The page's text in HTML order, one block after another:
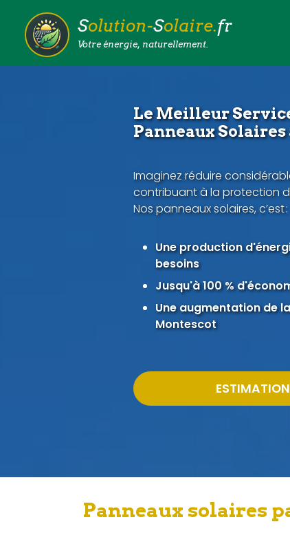
Solution-Solaire.fr
Votre énergie, naturellement.
Le Meilleur
Panneaux
Imaginez réduire
contribuant à la protection
Nos panneaux solaires, c’est :
Une production
besoins
Jusqu'à 100 %
Une augmentation de
Montescot
Panneaux solaires